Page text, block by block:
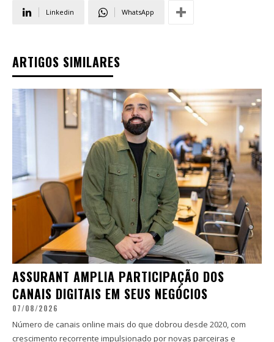
Linkedin WhatsApp
ARTIGOS SIMILARES
ASSURANT AMPLIA PARTICIPAÇÃO DOS
CANAIS DIGITAIS EM SEUS NEGÓCIOS
07/08/2026
Número de canais online mais do que dobrou desde 2020, com
crescimento recorrente impulsionado por novas parceiras e